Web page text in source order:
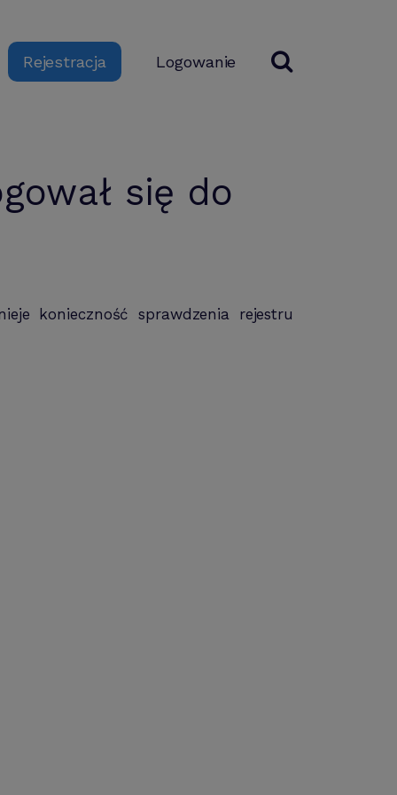
Rejestracja Logowanie
się do
konieczność sprawdzenia rejestru